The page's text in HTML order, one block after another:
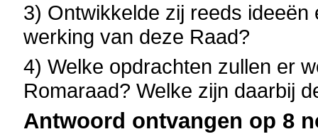
3) Ontwikkelde zij reeds
werking van deze Raad?
4) Welke opdrachten zullen er
Romaraad? Welke zijn daarbij
Antwoord ontvangen op 8